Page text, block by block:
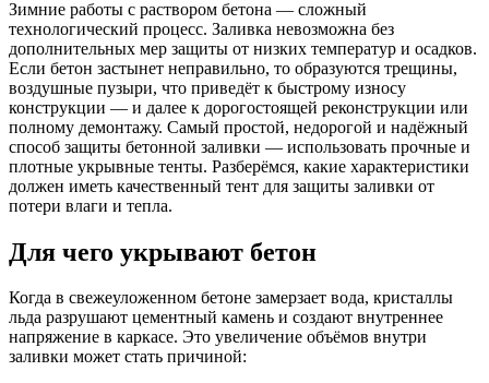
Зимние работы с раствором бетона — сложный
технологический процесс. Заливка невозможна без
дополнительных мер защиты от низких температур и осадков.
Если бетон застынет неправильно, то образуются трещины,
воздушные пузыри, что приведёт к быстрому износу
конструкции — и далее к дорогостоящей реконструкции или
полному демонтажу. Самый простой, недорогой и надёжный
способ защиты бетонной заливки — использовать прочные и
плотные укрывные тенты. Разберёмся, какие характеристики
должен иметь качественный тент для защиты заливки от
потери влаги и тепла.
Для чего укрывают бетон
Когда в свежеуложенном бетоне замерзает вода, кристаллы
льда разрушают цементный камень и создают внутреннее
напряжение в каркасе. Это увеличение объёмов внутри
заливки может стать причиной: